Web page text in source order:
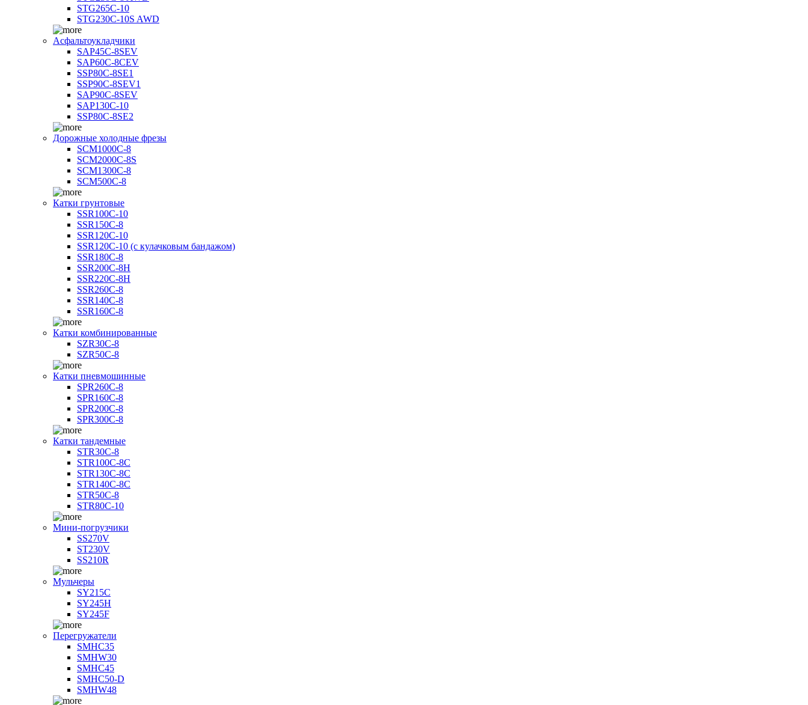
STG265C-10
STG230C-10S AWD
Асфальтоукладчики
SAP45С-8SEV
SAP60C-8CEV
SSP80C-8SE1
SSP90C-8SEV1
SAP90C-8SEV
SAP130C-10
SSP80C-8SE2
Дорожные холодные фрезы
SCM1000C-8
SCM2000C-8S
SCM1300C-8
SCM500C-8
Катки грунтовые
SSR100C-10
SSR150C-8
SSR120C-10
SSR120C-10 (с кулачковым бандажом)
SSR180C-8
SSR200C-8H
SSR220C-8H
SSR260C-8
SSR140C-8
SSR160C-8
Катки комбинированные
SZR30C-8
SZR50C-8
Катки пневмошинные
SPR260C-8
SPR160C-8
SPR200C-8
SPR300C-8
Катки тандемные
STR30C-8
STR100C-8С
STR130C-8С
STR140C-8С
STR50C-8
STR80C-10
Мини-погрузчики
SS270V
ST230V
SS210R
Мульчеры
SY215C
SY245H
SY245F
Перегружатели
SMHC35
SMHW30
SMHC45
SMHC50-D
SMHW48